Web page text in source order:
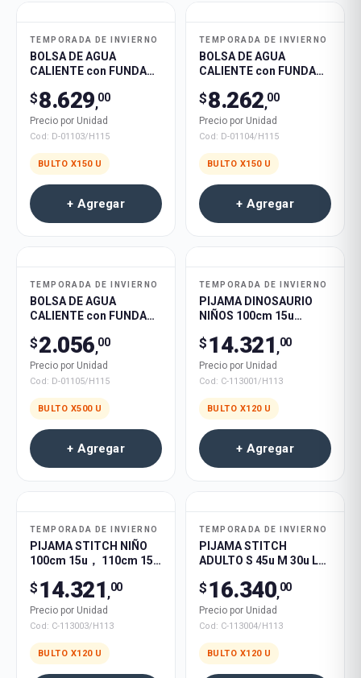
TEMPORADA DE INVIERNO
BOLSA DE AGUA
CALIENTE con FUNDA
150u
$8.629,00
Precio por Unidad
Cod: D-01103/H115
BULTO X150 U
+ Agregar
TEMPORADA DE INVIERNO
BOLSA DE AGUA
CALIENTE con FUNDA
150u
$8.262,00
Precio por Unidad
Cod: D-01104/H115
BULTO X150 U
+ Agregar
TEMPORADA DE INVIERNO
BOLSA DE AGUA
CALIENTE con FUNDA
500u
$2.056,00
Precio por Unidad
Cod: D-01105/H115
BULTO X500 U
+ Agregar
TEMPORADA DE INVIERNO
PIJAMA DINOSAURIO
NIÑOS 100cm 15u
130cm 30u 140cm 35u
120u
$ 14.321 ,00
Precio por Unidad
Cod: C-113001/H113
BULTO X120 U
+ Agregar
TEMPORADA DE INVIERNO
PIJAMA STITCH NIÑO
100cm 15u， 110cm 15u
140cm 35u 120u
$ 14.321 ,00
Precio por Unidad
Cod: C-113003/H113
BULTO X120 U
TEMPORADA DE INVIERNO
PIJAMA STITCH
ADULTO S 45u M 30u L
$ 16.340,00
Precio por Unidad
Cod: C-113004/H113
BULTO X120 U